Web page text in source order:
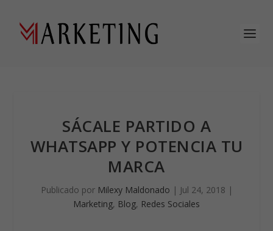
SÁCALE PARTIDO A
WHATSAPP Y POTENCIA TU
MARCA
Publicado por Milexy Maldonado | Jul 24, 2018 |
Marketing, Blog, Redes Sociales